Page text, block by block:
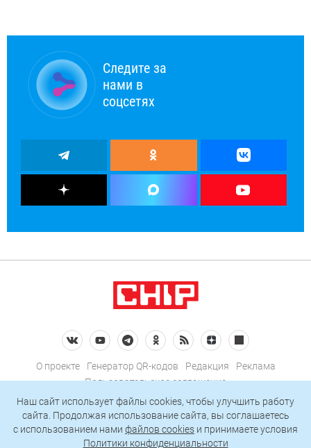
Следите за
нами в
соцсетях
О проекте Генератор QR-кодов Редакция
Реклама
Пользовательское соглашение
Политика конфиденциальности
Подписаться на рассылку
Наш сайт использует файлы cookies, чтобы улучшить работу
сайта. Продолжая использование сайта, вы соглашаетесь
c использованием нами файлов cookies и принимаете условия
Политики конфиденциальности